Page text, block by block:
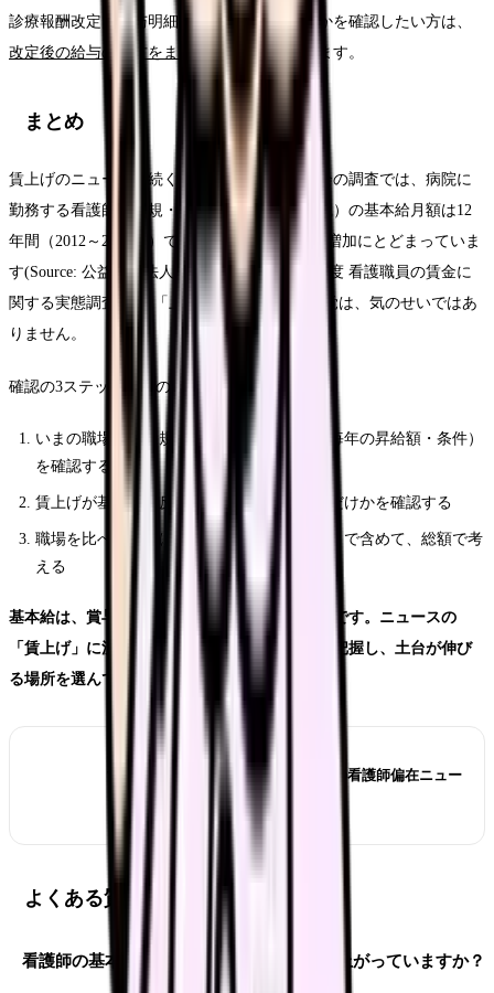
診療報酬改定で給与明細が今すぐどう変わるかを確認したい方は、
改定後の給与の見方をまとめた記事
が役立ちます。
まとめ
賃上げのニュースが続く一方で、日本看護協会の調査では、病院に
勤務する看護師（正規・フルタイムの非管理職）の基本給月額は12
年間（2012～2024年）で5,868円（約2.3％）の増加にとどまっていま
す(Source: 公益社団法人日本看護協会「2024年度 看護職員の賃金に
関する実態調査」)。「上がらない」という感覚は、気のせいではあ
りません。
確認の3ステップは次のとおりです。
いまの職場の賃金規程で、昇給の仕組み（毎年の昇給額・条件）
を確認する
賃上げが基本給に反映されているか、賞与だけかを確認する
職場を比べるときは、基本給の昇給の伸びまで含めて、総額で考
える
基本給は、賞与や手当の土台になる大事な部分です。ニュースの
「賃上げ」に流されず、自分の昇給の仕組みを把握し、土台が伸び
る場所を選んでいきましょう。
あわせて読みたい
世界は病院から地域・在宅へ？ICNの看護師偏在ニュー
よくある質問
看護師の基本給は、長期で見てどれくらい上がっていますか？